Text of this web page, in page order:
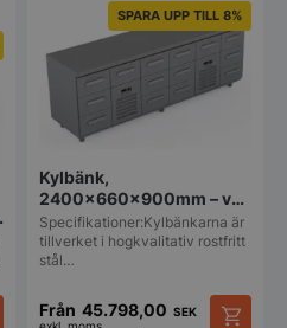
SPARA UPP TILL 8%
Kylbänk,
2400x660x900mm – välj
utförande
Specifikationer:Kylbänkarna är
tillverket i hogkvalitativ rostfritt
stål…
Från 45.798,00 SEK
exkl. moms